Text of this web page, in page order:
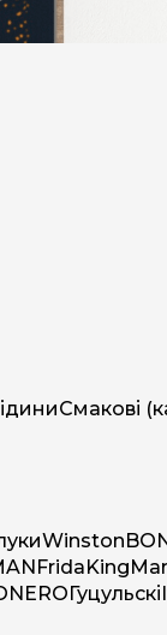
Смакові
Winston
FridaKing
NEROГуцульскі